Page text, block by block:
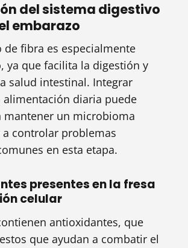
del sistema digestivo
embarazo
de fibra es especialmente
ya que facilita la digestión y
salud intestinal. Integrar
alimentación diaria puede
mantener un microbioma
a controlar problemas
en esta etapa.
presentes en la fresa
celular
antioxidantes, que
que ayudan a combatir el